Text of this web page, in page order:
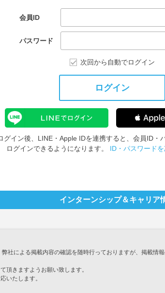
会員ID
パスワード
次回から自動でログイン
ログイン
グイン後、LINE・Apple IDを連携すると、会員ID・
ログインできるようになります。 ID・パスワード
インターンシップ＆キャリア
社による掲載内容の確認を随時行っておりますが、掲載情
頂きますようお願い致します。
いたします。